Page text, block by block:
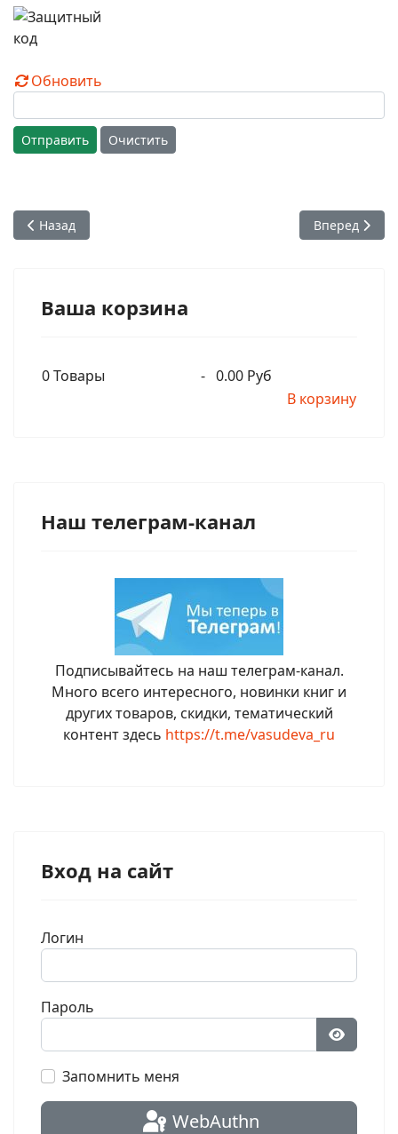
Обновить
Отправить Очистить
Предыдущий: Адвайта-Ачарья дас. Один из первых
Назад Следующий:
Вперед
Ваша корзина
0Товары - 0.00 Руб
В корзину
Наш телеграм-канал
Подписывайтесь на наш телеграм-канал.
Много всего интересного, новинки книг и
других товаров, скидки, тематический
контент здесь https://t.me/vasudeva_ru
Вход на сайт
Логин
Пароль
Запомнить меня
WebAuthn